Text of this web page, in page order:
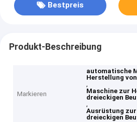
Bestpreis
Produkt-Beschreibung
Markieren
automatische
Herstellung
,
Maschine zur
dreieckigen
,
Ausrüstung
dreieckigen